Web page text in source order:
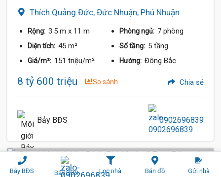
Bảy BĐS Bảy BĐS Lọc nhà Bản đồ Gửi nhà
Thích Quảng Đức, Đức Nhuận, Phú Nhuận
Rộng: 3.5 m x 11 m Phòng ngủ: 7 phòng
Diện tích: 45 m² Số tầng: 5 tầng
Giá/m²: 151 triệu/m² Hướng: Đông Bắc
8 tỷ 600 triệu So sánh Chia sẻ
Bảy BĐS 0902696839
Nhà Mới Đẹp Hẻm (3 m)